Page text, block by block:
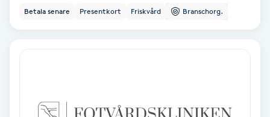
Klippning ungdom
Betala senare Presentkort Friskvård Branschorg.